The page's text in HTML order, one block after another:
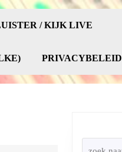
/ KIJK LIVE
PRIVACYBELEID